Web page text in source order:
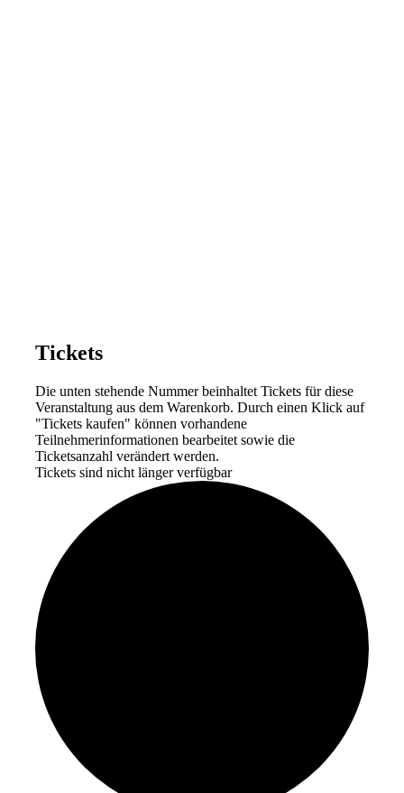
Tickets
Die unten stehende Nummer beinhaltet Tickets für diese
Veranstaltung aus dem Warenkorb. Durch einen Klick auf
"Tickets kaufen" können vorhandene
Teilnehmerinformationen bearbeitet sowie die
Ticketsanzahl verändert werden.
Tickets sind nicht länger verfügbar